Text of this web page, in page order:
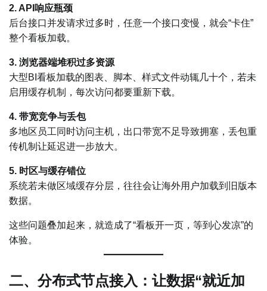
2. API响应瓶颈
后台接口并发请求过多时，任意一个接口变慢，就会“卡住”
整个看板加载。
3. 浏览器端堆积过多资源
大型BI看板加载的图表、脚本、样式文件动辄几十个，若未
启用缓存机制，每次访问都要重新下载。
4. 带宽竞争与丢包
多地区员工同时访问主机，出口带宽不足导致拥塞，丢包重
传机制让延迟进一步放大。
5. 时区与缓存错位
系统若未做区域缓存分层，往往会让海外用户加载到旧版本
数据。
这些问题叠加起来，就造成了“看板开一页，等到心发凉”的
体验。
二、分布式节点接入：让数据“就近加